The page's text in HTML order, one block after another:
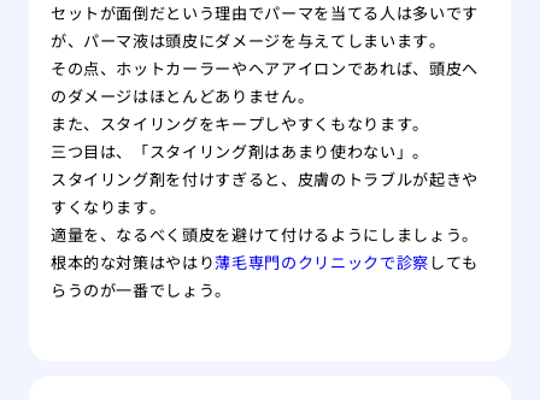
セットが面倒だという理由でパーマを当てる人は多いです
が、パーマ液は頭皮にダメージを与えてしまいます。
その点、ホットカーラーやヘアアイロンであれば、頭皮へ
のダメージはほとんどありません。
また、スタイリングをキープしやすくもなります。
三つ目は、「スタイリング剤はあまり使わない」。
スタイリング剤を付けすぎると、皮膚のトラブルが起きや
すくなります。
適量を、なるべく頭皮を避けて付けるようにしましょう。
根本的な対策はやはり薄毛専門のクリニックで診察 しても
らうのが一番でしょう。